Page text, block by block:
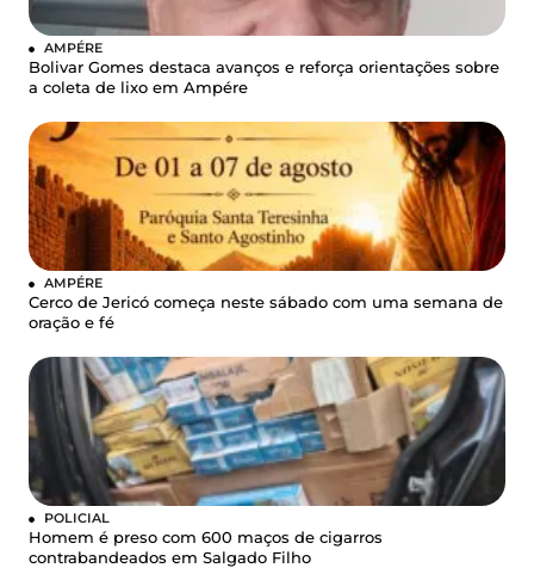
AMPÉRE
Bolivar Gomes destaca avanços e reforça orientações sobre
a coleta de lixo em Ampére
AMPÉRE
Cerco de Jericó começa neste sábado com uma semana de
oração e fé
POLICIAL
Homem é preso com 600 maços de cigarros
contrabandeados em Salgado Filho